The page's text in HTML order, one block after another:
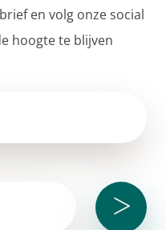
en volg onze social
hoogte te blijven
>